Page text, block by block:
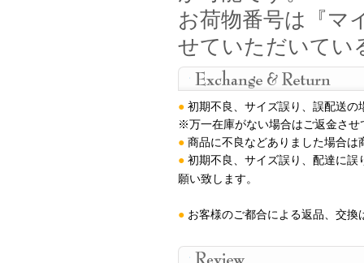
お荷物番号は『マ
せていただいてい
● 初期不良、サイズ誤り、誤配送
※万一在庫がない場合はご返金させ
● 商品に不良などありました場合
● 初期不良、サイズ誤り、配達に誤
願い致します。
● お客様のご都合による返品、交